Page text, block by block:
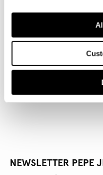
NEWSLETTER PEPE